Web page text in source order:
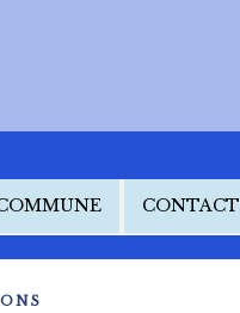
CONTACT